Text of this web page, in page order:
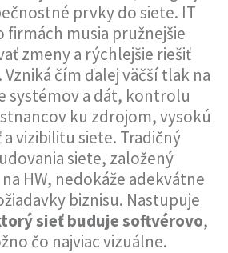
prvky do siete. IT
firmách musia pružnejšie
zmeny a rýchlejšie riešiť
čím ďalej väčší tlak na
systémov a dát, kontrolu
ku zdrojom, vysokú
vizibilitu siete. Tradičný
siete, založený
HW, nedokáže adekvátne
biznisu. Nastupuje
sieť buduje softvérovo,
čo najviac vizuálne.